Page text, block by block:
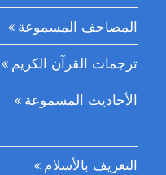
المصاحف المسموعة
ترجمات القرآن الكريم
الأحاديث المسموعة
التعريف بالأسلام